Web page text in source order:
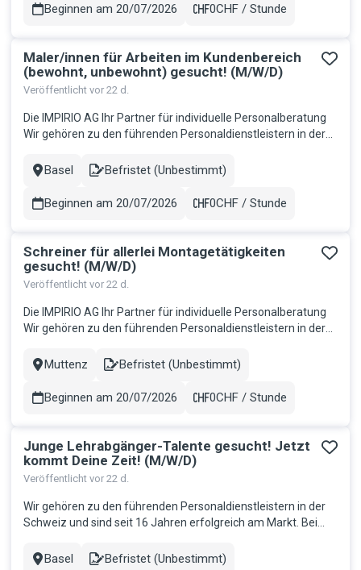
Beginnen am 20/07/2026
Gehalt
0CHF / Stunde
Maler/innen für Arbeiten im Kundenbereich
(bewohnt, unbewohnt) gesucht! (M/W/D)
Veröffentlicht vor 22 d.
Die IMPIRIO AG Ihr Partner für individuelle Personalberatung
Wir gehören zu den führenden Personaldienstleistern in der
uns steht fest: Mitarbeitende sind der Schlüssel zum Erfolg.
Stadt
Basel
Contract
Befristet (Unbestimmt)
Beginnen am 20/07/2026
Gehalt
0CHF / Stunde
Schreiner für allerlei Montagetätigkeiten
gesucht! (M/W/D)
Veröffentlicht vor 22 d.
Die IMPIRIO AG Ihr Partner für individuelle Personalberatung
Wir gehören zu den führenden Personaldienstleistern in der
uns steht fest: Mitarbeitende sind der Schlüssel zum Erfolg.
Stadt
Muttenz
Contract
Befristet (Unbestimmt)
Beginnen am 20/07/2026
Gehalt
0CHF / Stunde
Junge Lehrabgänger-Talente gesucht! Jetzt
kommt Deine Zeit! (M/W/D)
Veröffentlicht vor 22 d.
Wir gehören zu den führenden Personaldienstleistern in der
Schweiz und sind seit 16 Jahren erfolgreich am Markt. Bei
Deshalb bieten wir eine Arbeitsumgebung, in der Sie Ihre
Stadt
Basel
Contract
Befristet (Unbestimmt)